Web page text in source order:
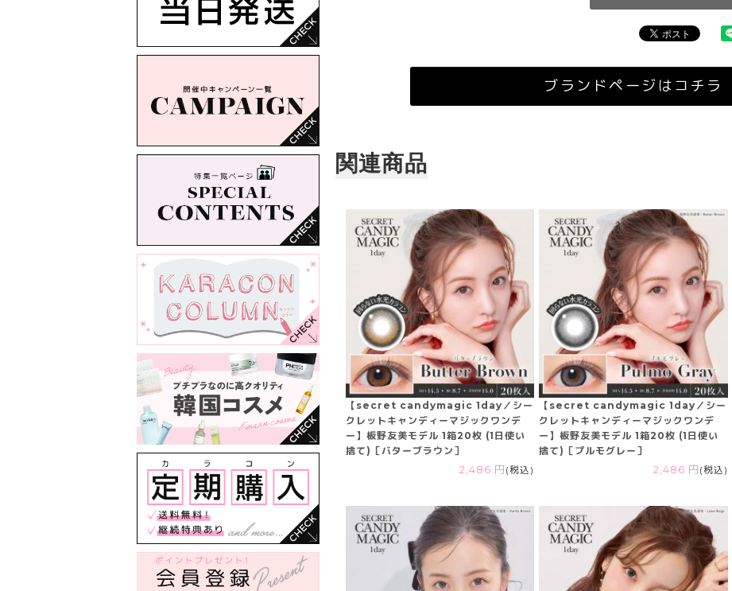
ブランドページはコチラ
関連商品
【secret candymagic 1day／シー
クレットキャンディーマジックワンデ
ー】板野友美モデル 1箱20枚 (1日使い
捨て)［バターブラウン］
2,486 円 (税込)
【secret candymagic 1day／シー
クレットキャンディーマジックワンデ
ー】板野友美モデル 1箱20枚 (1日使い
捨て)［プルモグレー］
2,486 円 (税込)